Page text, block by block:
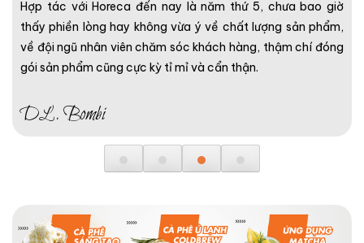
Mua hàng các bạn đóng gói rất cẩn thận luôn, có hóa đơn
đầy đủ. Nhân viên tư vấn hỗ trợ rất nhiệt tình, mua hàng còn
được tặng kèm công thức